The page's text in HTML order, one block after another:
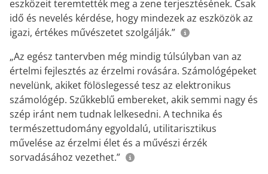
eszközeit teremtették meg a zene terjesztésének. Csak
idő és nevelés kérdése, hogy mindezek az eszközök az
igazi, értékes művészetet szolgálják.”
„Az egész tantervben még mindig túlsúlyban van az
értelmi fejlesztés az érzelmi rovására. Számológépeket
nevelünk, akiket fölöslegessé tesz az elektronikus
számológép. Szűkkeblű embereket, akik semmi nagy és
szép iránt nem tudnak lelkesedni. A technika és
természettudomány egyoldalú, utilitarisztikus
művelése az érzelmi élet és a művészi érzék
sorvadásához vezethet.”